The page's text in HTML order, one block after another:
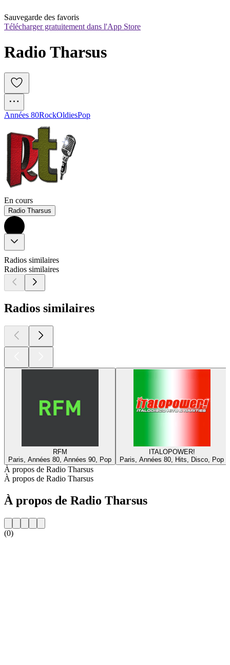
Sauvegarde des favoris
Télécharger gratuitement dans l'App Store
Radio Tharsus
Années 80RockOldiesPop
En cours
Radio Tharsus
Radios similaires
Radios similaires
Radios similaires
RFM
Paris, Années 80, Années 90, Pop
ITALOPOWER!
Paris, Années 80, Hits, Disco, Pop
À propos de Radio Tharsus
À propos de Radio Tharsus
À propos de Radio Tharsus
(0)